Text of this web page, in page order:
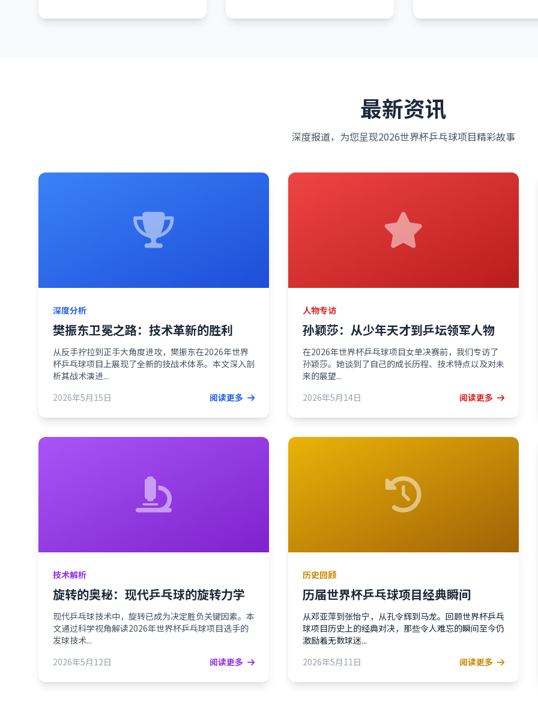
最新资讯
深度报道，为您呈现2026世界杯乒乓球项目精彩故事
深度分析
樊振东卫冕之路：技术革新的胜利
从反手拧拉到正手大角度进攻，樊振东在2026年世界
杯乒乓球项目上展现了全新的技战术体系。本文深入剖
析其战术演进...
2026年5月15日
阅读更多
人物专访
孙颖莎：从少年天才到乒坛领军人物
在2026年世界杯乒乓球项目女单决赛前，我们专访了
孙颖莎。她谈到了自己的成长历程、技术特点以及对未
来的展望...
2026年5月14日
阅读更多
技术解析
旋转的奥秘：现代乒乓球的旋转力学
现代乒乓球技术中，旋转已成为决定胜负关键因素。本
文通过科学视角解读2026年世界杯乒乓球项目选手的
发球技术...
2026年5月12日
阅读更多
历史回顾
历届世界杯乒乓球项目经典瞬间
从邓亚萍到张怡宁，从孔令辉到马龙。回顾世界杯乒乓
球项目历史上的经典对决，那些令人难忘的瞬间至今仍
激励着无数球迷...
2026年5月11日
阅读更多